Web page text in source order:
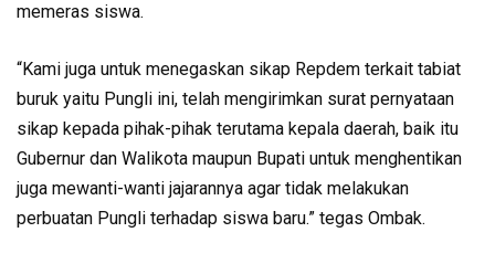
memeras siswa.
“Kami juga untuk menegaskan sikap Repdem terkait tabiat
buruk yaitu Pungli ini, telah mengirimkan surat pernyataan
sikap kepada pihak-pihak terutama kepala daerah, baik itu
Gubernur dan Walikota maupun Bupati untuk menghentikan
juga mewanti-wanti jajarannya agar tidak melakukan
perbuatan Pungli terhadap siswa baru.” tegas Ombak.